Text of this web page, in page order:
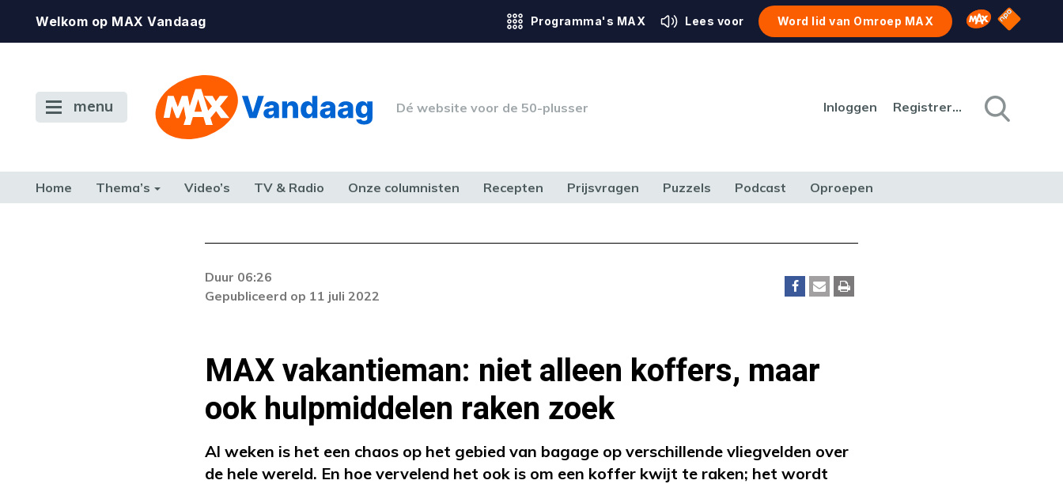
Welkom op MAX Vandaag Programma's MAX Lees voor Word lid van Omroep MAX Omroep MAX
NPO
menu Dé website voor de 50-plusser Inloggen Registreren
Home Thema’s Video’s TV & Radio Onze columnisten Recepten Prijsvragen Puzzels Podcast Oproepen
Er is een licentie-fout opgetreden. Als het probleem
zich blijft voordoen, neem dan contact op met onze
Duur 06:26
Gepubliceerd op 11 juli 2022
MAX vakantieman: niet alleen koffers, maar
ook hulpmiddelen raken zoek
Al weken is het een chaos op het gebied van bagage op verschillende vliegvelden over
de hele wereld. En hoe vervelend het ook is om een koffer kwijt te raken; het wordt